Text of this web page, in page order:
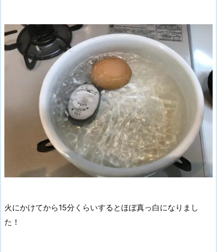
火にかけてから15分くらいするとほぼ真っ白になりまし
た！